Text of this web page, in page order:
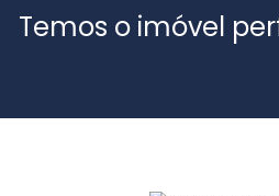
Temos o imóvel